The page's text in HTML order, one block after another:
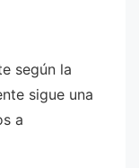
según la
sigue una
a